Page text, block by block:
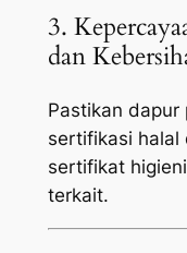
3.
dan
Pastikan dapur
sertifikasi halal
sertifikat
terkait.